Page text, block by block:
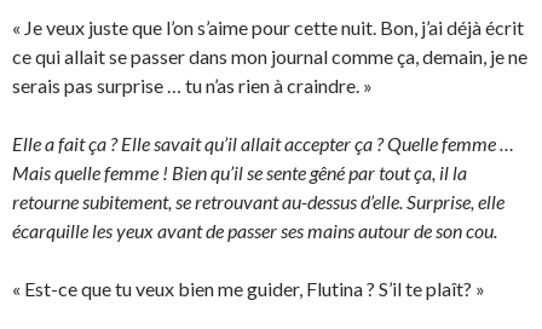
« Je veux juste que l’on s’aime pour cette nuit. Bon, j’ai déjà écrit
ce qui allait se passer dans mon journal comme ça, demain, je ne
serais pas surprise … tu n’as rien à craindre. »
Elle a fait ça ? Elle savait qu’il allait accepter ça ? Quelle femme …
Mais quelle femme ! Bien qu’il se sente gêné par tout ça, il la
retourne subitement, se retrouvant au-dessus d’elle. Surprise, elle
écarquille les yeux avant de passer ses mains autour de son cou.
« Est-ce que tu veux bien me guider, Flutina ? S’il te plaît? »